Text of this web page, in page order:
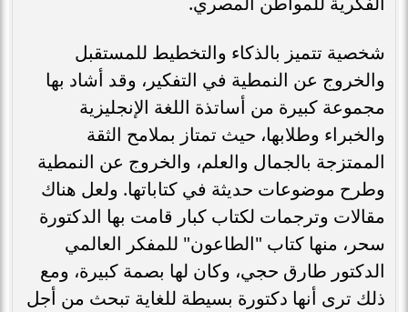
شخصية تتميز بالذكاء والتخطيط للمستقبل
والخروج عن النمطية في التفكير، وقد أشاد بها
مجموعة كبيرة من أساتذة اللغة الإنجليزية
والخبراء وطلابها، حيث تمتاز بملامح الثقة
الممتزجة بالجمال والعلم، والخروج عن النمطية
وطرح موضوعات حديثة في كتاباتها. ولعل هناك
مقالات وترجمات لكتاب كبار قامت بها الدكتورة
سحر، منها كتاب "الطاعون" للمفكر العالمي
الدكتور طارق حجي، وكان لها بصمة كبيرة، ومع
ذلك ترى أنها دكتورة بسيطة للغاية تبحث من أجل